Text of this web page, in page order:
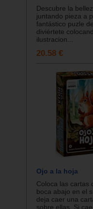
Descubre la
juntando pieza a
fantástico puzle
diviértete
ilustracion...
20.58 €
Ojo a la hoja
Coloca las cartas
boca abajo en el
deja caer una
sobre ellas. Si